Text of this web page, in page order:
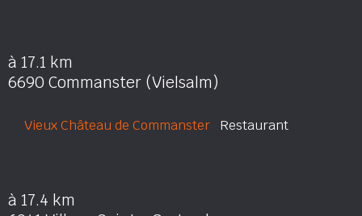
à 17.1 km
6690 Commanster (Vielsalm)
Vieux Château de Commanster Restaurant
à 17.4 km